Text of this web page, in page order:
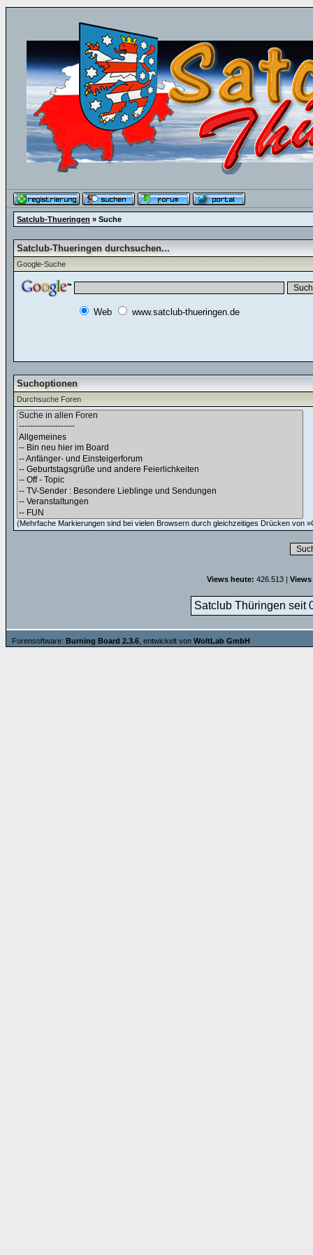
Satclub-Thueringen » Suche
Satclub-Thueringen durchsuchen...
Google-Suche
Web www.satclub-thueringen.de
Suchoptionen
Durchsuche Foren
(Mehrfache Markierungen sind bei vielen Browsern durch gleichzeitiges Drücken von
Views heute: 426.513 |
Satclub Thüringen seit
Forensoftware: Burning Board 2.3.6 , entwickelt von WoltLab GmbH